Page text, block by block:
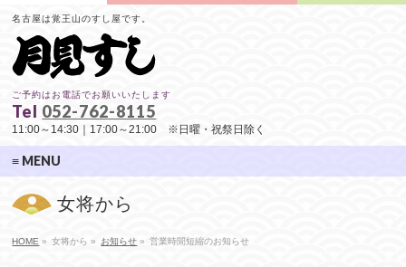
名古屋は覚王山のすし屋です。
ご予約はお電話でお願いいたします
Tel 052-762-8115
11:00～14:30｜17:00～21:00 ※日曜・祝祭日除く
≡ MENU
女将から
HOME » 女将から » お知らせ » 営業時間短縮のお知らせ